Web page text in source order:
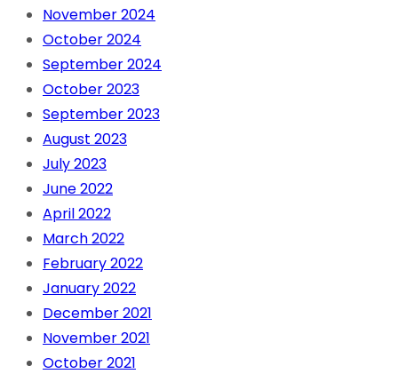
November 2024
October 2024
September 2024
October 2023
September 2023
August 2023
July 2023
June 2022
April 2022
March 2022
February 2022
January 2022
December 2021
November 2021
October 2021